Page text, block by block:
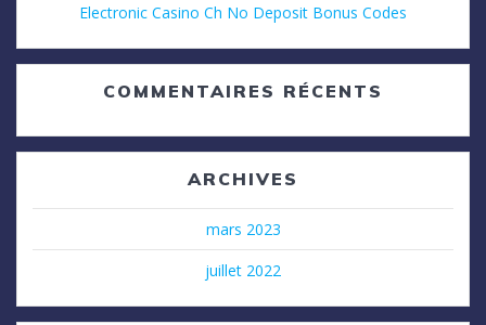
Electronic Casino Ch No Deposit Bonus Codes
COMMENTAIRES RÉCENTS
ARCHIVES
mars 2023
juillet 2022